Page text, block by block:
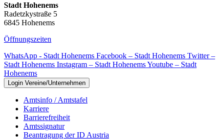
Stadt Hohenems
Radetzkystraße 5
6845 Hohenems
Öffnungszeiten
WhatsApp - Stadt Hohenems Facebook – Stadt Hohenems Twitter –
Stadt Hohenems Instagram – Stadt HohenemsYoutube – Stadt
Hohenems
Login Vereine/Unternehmen
Amtsinfo / Amtstafel
Karriere
Barrierefreiheit
Amtssignatur
Beantragung der ID Austria